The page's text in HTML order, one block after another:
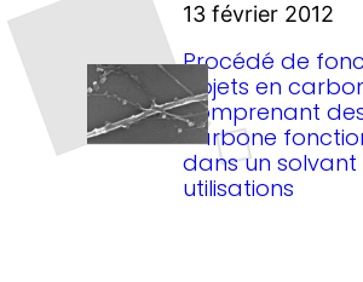
13 février 2012
Procédé de
objets en
comprenant
carbone
dans un
utilisations